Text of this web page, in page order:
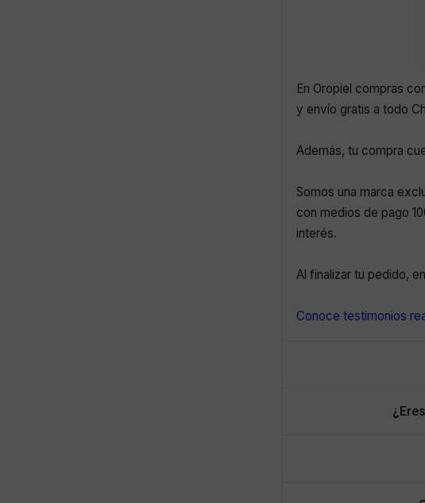
En Oropiel compras
y envío gratis a todo
Además, tu compra
Somos una marca
con medios de pago
interés.
Al finalizar tu pedido,
Conoce testimonios